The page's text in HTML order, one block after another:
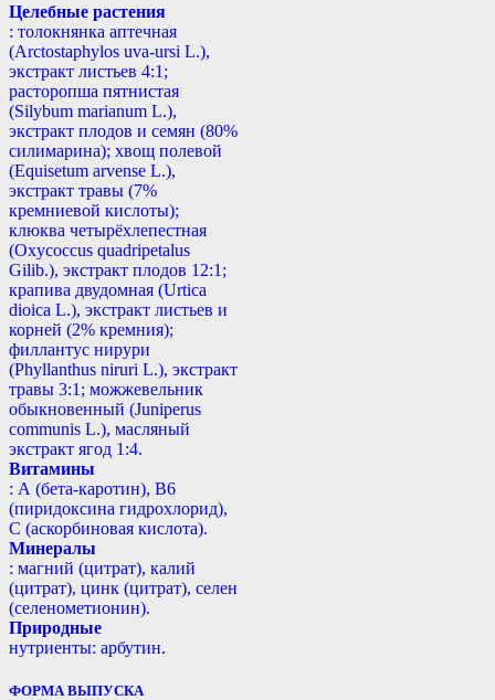
Целебные растения
: толокнянка аптечная
(Arctostaphylos uva-ursi L.),
экстракт листьев 4:1;
расторопша пятнистая
(Silybum marianum L.),
экстракт плодов и семян (80%
силимарина); хвощ полевой
(Equisetum arvense L.),
экстракт травы (7%
кремниевой кислоты);
клюква четырёхлепестная
(Oxycoccus quadripetalus
Gilib.), экстракт плодов 12:1;
крапива двудомная (Urtica
dioica L.), экстракт листьев и
корней (2% кремния);
филлантус нирури
(Phyllanthus niruri L.), экстракт
травы 3:1; можжевельник
обыкновенный (Juniperus
communis L.), масляный
экстракт ягод 1:4.
Витамины
: А (бета-каротин), B6
(пиридоксина гидрохлорид),
С (аскорбиновая кислота).
Минералы
: магний (цитрат), калий
(цитрат), цинк (цитрат), селен
(селенометионин).
Природные
нутриенты: арбутин.
ФОРМА ВЫПУСКА